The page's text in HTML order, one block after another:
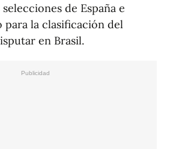
de España e
para la clasificación del
en Brasil.